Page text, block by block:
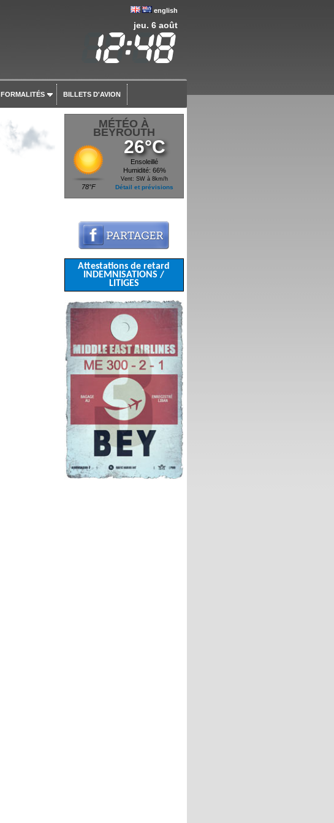
english
jeu. 6 août
FORMALITÉS BILLETS D'AVION
MÉTÉO À
BEYROUTH
78°F
26°C
Ensoleillé
Humidité: 66%
Vent: SW à 8km/h
Détail et prévisions
Attestations de retard
INDEMNISATIONS /
LITIGES